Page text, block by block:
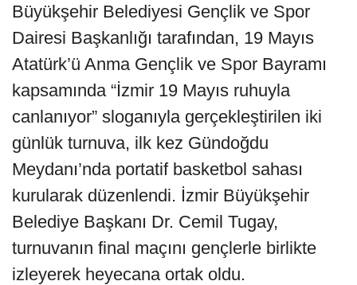
Büyükşehir Belediyesi Gençlik ve Spor
Dairesi Başkanlığı tarafından, 19 Mayıs
Atatürk’ü Anma Gençlik ve Spor Bayramı
kapsamında “İzmir 19 Mayıs ruhuyla
canlanıyor” sloganıyla gerçekleştirilen iki
günlük turnuva, ilk kez Gündoğdu
Meydanı’nda portatif basketbol sahası
kurularak düzenlendi. İzmir Büyükşehir
Belediye Başkanı Dr. Cemil Tugay,
turnuvanın final maçını gençlerle birlikte
izleyerek heyecana ortak oldu.